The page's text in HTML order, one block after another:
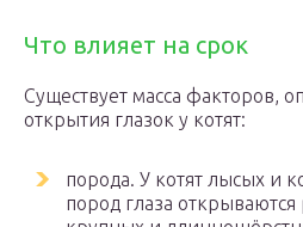
Что влияет на срок
Существует масса факторов,
открытия глазок у котят:
порода. У котят лысых и
пород глаза